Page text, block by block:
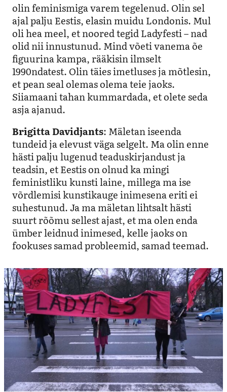
olin feminismiga varem tegelenud. Olin sel
ajal palju Eestis, elasin muidu Londonis. Mul
oli hea meel, et noored tegid Ladyfesti – nad
olid nii innustunud. Mind võeti vanema õe
figuurina kampa, rääkisin ilmselt
1990ndatest. Olin täies imetluses ja mõtlesin,
et pean seal olemas olema teie jaoks.
Siiamaani tahan kummardada, et olete seda
asja ajanud.
Brigitta Davidjants: Mäletan iseenda
tundeid ja elevust väga selgelt. Ma olin enne
hästi palju lugenud teaduskirjandust ja
teadsin, et Eestis on olnud ka mingi
feministliku kunsti laine, millega ma ise
võrdlemisi kunstikauge inimesena eriti ei
suhestunud. Ja ma mäletan lihtsalt hästi
suurt rõõmu sellest ajast, et ma olen enda
ümber leidnud inimesed, kelle jaoks on
fookuses samad probleemid, samad teemad.